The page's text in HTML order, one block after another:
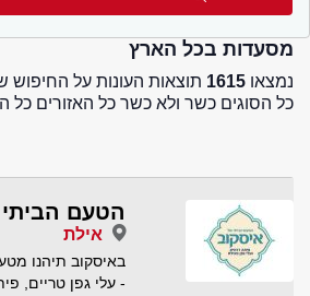
מסעדות בכל הארץ
נמצאו 1615 תוצאות העונות על החיפוש
כל הסוגים כשר ולא כשר כל האזורים כל
הטעם
אילת
באיסקוב תיהנו
- עלי גפן טריים,